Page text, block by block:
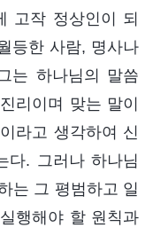
고작 정상인이 되
등한 사람, 명사나
는 하나님의 말씀
리이며 맞는 말이
라고 생각하여 신
다. 그러나 하나님
는 그 평범하고 일
행해야 할 원칙과